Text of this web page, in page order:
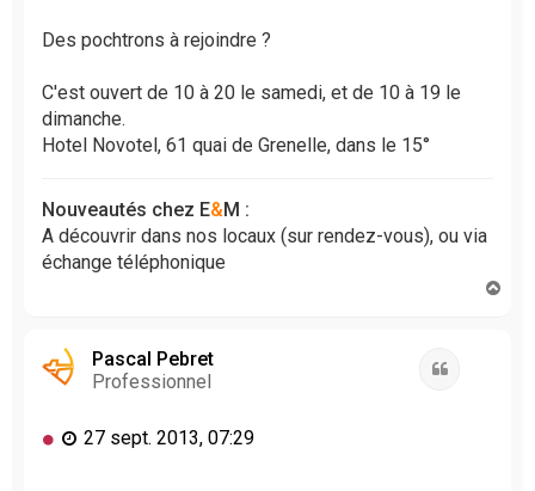
Des pochtrons à rejoindre ?
C'est ouvert de 10 à 20 le samedi, et de 10 à 19 le
dimanche.
Hotel Novotel, 61 quai de Grenelle, dans le 15°
Nouveautés chez E&M :
A découvrir dans nos locaux (sur rendez-vous), ou via
échange téléphonique
Pascal Pebret
Professionnel
M 27 sept. 2013, 07:29